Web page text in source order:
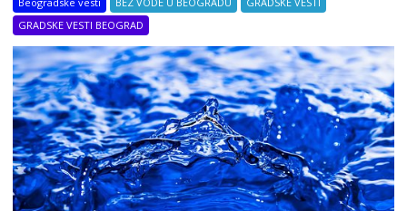
GRADSKE VESTI BEOGRAD